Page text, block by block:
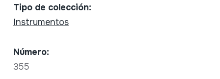
Tipo de colección:
Instrumentos
Número:
355